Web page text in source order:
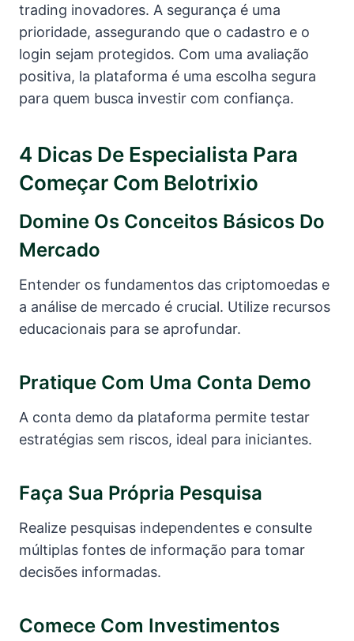
trading inovadores. A segurança é uma
prioridade, assegurando que o cadastro e o
login sejam protegidos. Com uma avaliação
positiva, la plataforma é uma escolha segura
para quem busca investir com confiança.
4 Dicas De Especialista Para
Começar Com Belotrixio
Domine Os Conceitos Básicos Do
Mercado
Entender os fundamentos das criptomoedas e
a análise de mercado é crucial. Utilize recursos
educacionais para se aprofundar.
Pratique Com Uma Conta Demo
A conta demo da plataforma permite testar
estratégias sem riscos, ideal para iniciantes.
Faça Sua Própria Pesquisa
Realize pesquisas independentes e consulte
múltiplas fontes de informação para tomar
decisões informadas.
Comece Com Investimentos